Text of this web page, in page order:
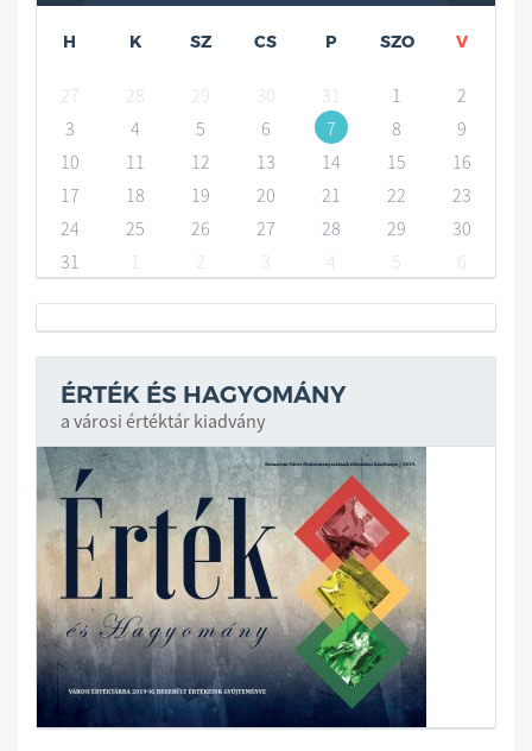
H K SZ CS P SZO V
27 28 29 30 31 1
2
3
4 5 6 7 8
9
10
11 12 13 14 15
16
17
18 19 20 21 22
23
24
25 26 27 28 29
30
31
1 2 3 4 5 6
ÉRTÉK ÉS HAGYOMÁNY
a városi értéktár kiadvány